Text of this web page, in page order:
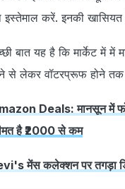
इस्तेमाल करें. इनकी
बात यह है कि मार्केट में में
से लेकर वॉटरप्रूफ होने तक
Deals: मानसून में
है ₹2000 से कम
मेंस कलेक्शन पर तगड़ा